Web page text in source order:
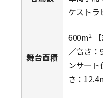
ケストラ
舞台面積
600m2【
／高さ：
ンサート
さ：